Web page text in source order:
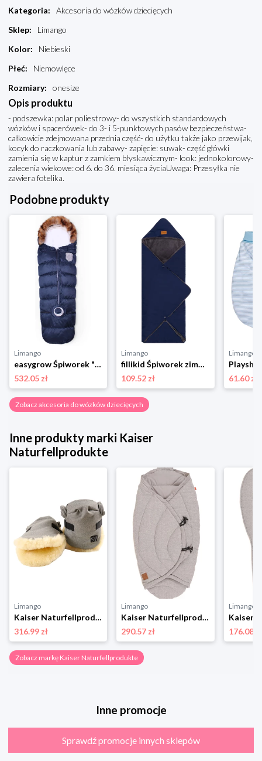
Kategoria:
Akcesoria do wózków dziecięcych
Sklep:
Limango
Kolor:
Niebieski
Płeć:
Niemowlęce
Rozmiary: onesize
Opis produktu
- podszewka: polar poliestrowy- do wszystkich standardowych
wózków i spacerówek- do 3- i 5-punktowych pasów bezpieczeństwa-
całkowicie zdejmowana przednia część- do użytku także jako przewijak,
kocyk do raczkowania lub zabawy- zapięcie: suwak- część główki
zamienia się w kaptur z zamkiem błyskawicznym- look: jednokolorowy-
zalecenia wiekowe: od 6. do 36. miesiąca życiaUwaga: Przesyłka nie
zawiera fotelika.
Podobne produkty
Limango
easygrow Śpiworek "Flex 3 Season" w kolorze granatowym do fotelika - dł. 130 cm rozmiar: onesize
532.05 zł
Limango
fillikid Śpiworek zimowy "Tanaga" w kolorze granatowym - 80 x 35 cm rozmiar: onesize
109.52 zł
Limango
61.60 zł
Zobacz akcesoria do wózków dziecięcych
Inne produkty marki Kaiser
Naturfellprodukte
Limango
Kaiser Naturfellprodukte Ogrzewacz wełniany "Olly" w kolorze szarym do rąk rozmiar: onesize
316.99 zł
Limango
Kaiser Naturfellprodukte Becik "Charly" w kolorze jasnoszarym - 80 x 40 cm rozmiar: onesize
290.57 zł
Limango
176.08 zł
Zobacz markę Kaiser Naturfellprodukte
Inne promocje
Sprawdź promocje innych sklepów